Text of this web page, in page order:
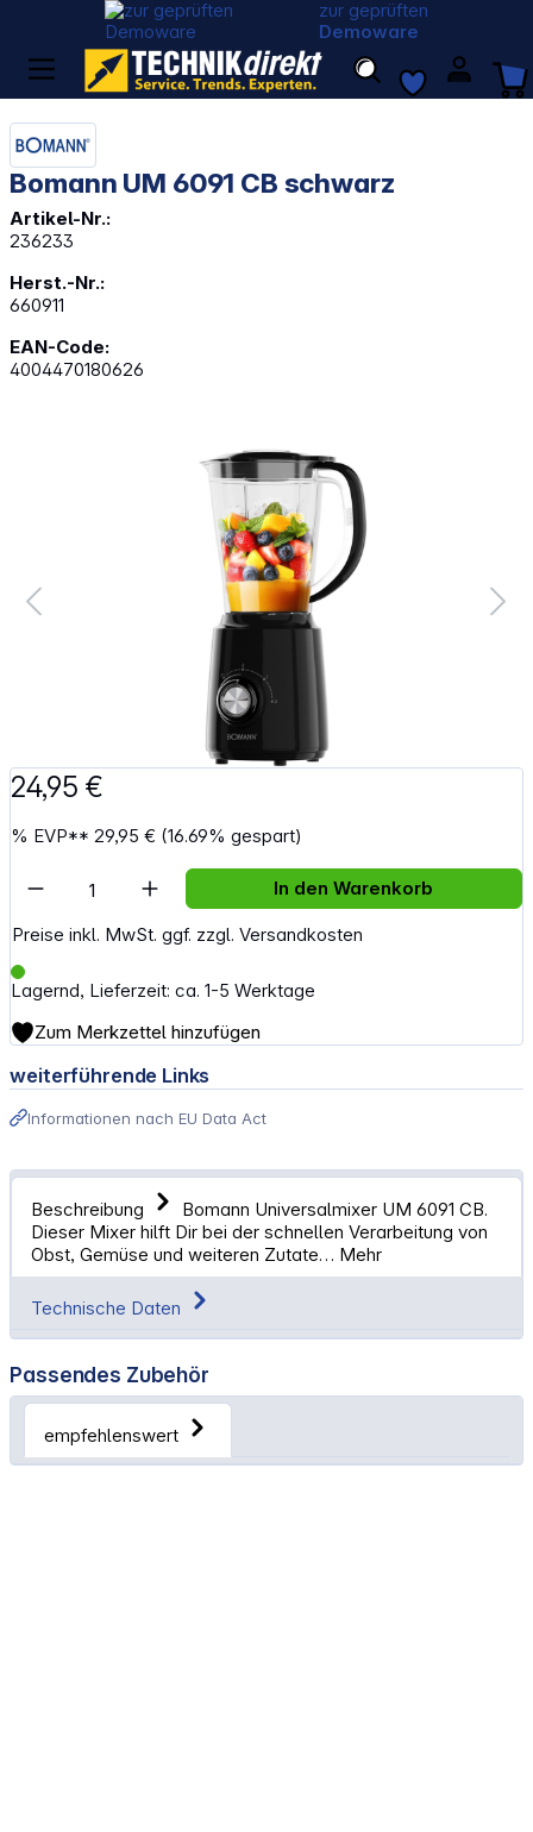
zur geprüften
Demoware
Bomann UM 6091 CB schwarz
Artikel-Nr.:
236233
Herst.-Nr.:
660911
EAN-Code:
4004470180626
Bildergalerie überspringen
24,95 €
% EVP**29,95 € (16.69% gespart)
Preise inkl. MwSt. ggf. zzgl. Versandkosten
Lagernd, Lieferzeit: ca. 1-5 Werktage
Artikel Anzahl: Gib den gewünschten
In den Warenkorb
Zum Merkzettel hinzufügen
weiterführende Links
Informationen nach EU Data Act
Beschreibung
Bomann Universalmixer UM 6091 CB.
Dieser Mixer hilft Dir bei der schnellen Verarbeitung von
Obst, Gemüse und weiteren Zutate… Mehr
Technische Daten
Passendes Zubehör
empfehlenswert